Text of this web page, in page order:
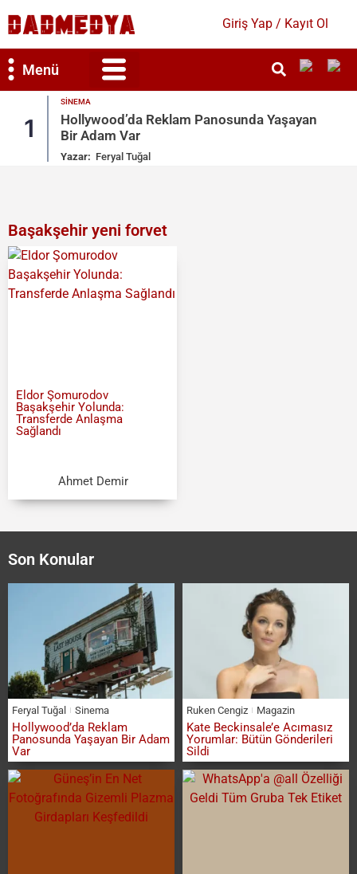
Giriş Yap / Kayıt Ol
Menü
1
SINEMA
Hollywood’da Reklam Panosunda Yaşayan
Bir Adam Var
Yazar: Feryal Tuğal
Başakşehir yeni forvet
Eldor Şomurodov
Başakşehir Yolunda:
Transferde Anlaşma
Sağlandı
Ahmet Demir
Son Konular
Feryal Tuğal Sinema
Hollywood’da Reklam
Panosunda Yaşayan Bir Adam
Var
Ruken Cengiz Magazin
Kate Beckinsale’e Acımasız
Yorumlar: Bütün Gönderileri
Sildi